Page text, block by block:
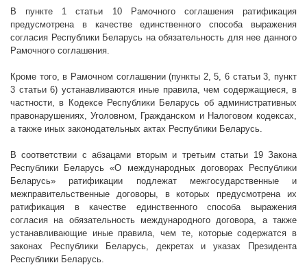
В пункте 1 статьи 10 Рамочного соглашения ратификация
предусмотрена в качестве единственного способа выражения
согласия Республики Беларусь на обязательность для нее данного
Рамочного соглашения.
Кроме того, в Рамочном соглашении (пункты 2, 5, 6 статьи 3, пункт
3 статьи 6) устанавливаются иные правила, чем содержащиеся, в
частности, в Кодексе Республики Беларусь об административных
правонарушениях, Уголовном, Гражданском и Налоговом кодексах,
а также иных законодательных актах Республики Беларусь.
В соответствии с абзацами вторым и третьим статьи 19 Закона
Республики Беларусь «О международных договорах Республики
Беларусь» ратификации подлежат межгосударственные и
межправительственные договоры, в которых предусмотрена их
ратификация в качестве единственного способа выражения
согласия на обязательность международного договора, а также
устанавливающие иные правила, чем те, которые содержатся в
законах Республики Беларусь, декретах и указах Президента
Республики Беларусь.